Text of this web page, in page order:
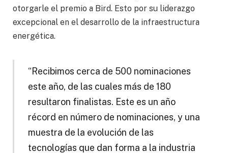
otorgarle el premio a Bird. Esto por su liderazgo
excepcional en el desarrollo de la infraestructura
energética.
“Recibimos cerca de 500 nominaciones
este año, de las cuales más de 180
resultaron finalistas. Este es un año
récord en número de nominaciones, y una
muestra de la evolución de las
tecnologías que dan forma a la industria